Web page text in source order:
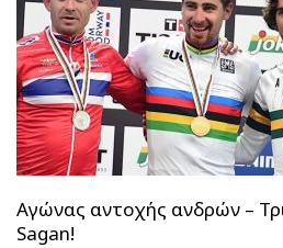
Αγώνας αντοχής ανδρών –
Sagan!